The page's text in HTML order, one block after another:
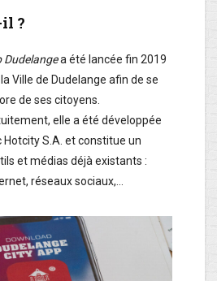
il ?
Dudelangea été lancée fin 2019
Ville de Dudelange afin de se
de ses citoyens.
elle a été développée
S.A. et constitue un
et médias déjà existants :
réseaux sociaux,…